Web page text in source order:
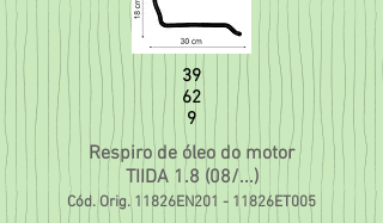
39
62
9
Respiro de óleo do motor
TIIDA 1.8 (08/...)
Cód. Orig. 11826EN201 - 11826ET005